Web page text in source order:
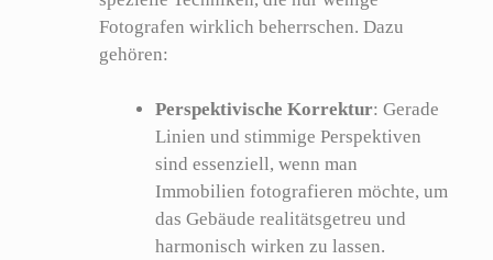
Fotografen wirklich beherrschen. Dazu
gehören:
Perspektivische Korrektur: Gerade
Linien und stimmige Perspektiven
sind essenziell, wenn man
Immobilien fotografieren möchte, um
das Gebäude realitätsgetreu und
harmonisch wirken zu lassen.